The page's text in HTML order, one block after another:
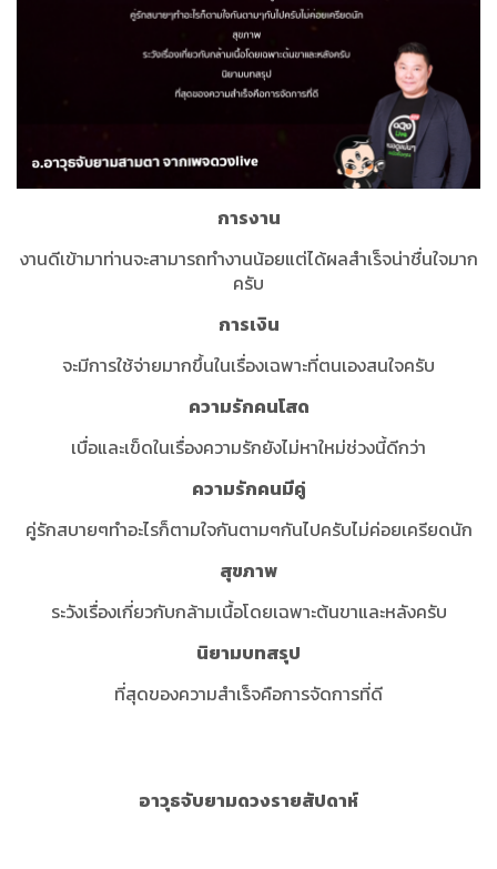
การงาน
งานดีเข้ามาท่านจะสามารถทำงานน้อยแต่ได้ผลสำเร็จน่าชื่นใจมาก
ครับ
การเงิน
จะมีการใช้จ่ายมากขึ้นในเรื่องเฉพาะที่ตนเองสนใจครับ
ความรักคนโสด
เบื่อและเข็ดในเรื่องความรักยังไม่หาใหม่ช่วงนี้ดีกว่า
ความรักคนมีคู่
คู่รักสบายๆทำอะไรก็ตามใจกันตามๆกันไปครับไม่ค่อยเครียดนัก
สุขภาพ
ระวังเรื่องเกี่ยวกับกล้ามเนื้อโดยเฉพาะต้นขาและหลังครับ
นิยามบทสรุป
ที่สุดของความสำเร็จคือการจัดการที่ดี
อาวุธจับยามดวงรายสัปดาห์